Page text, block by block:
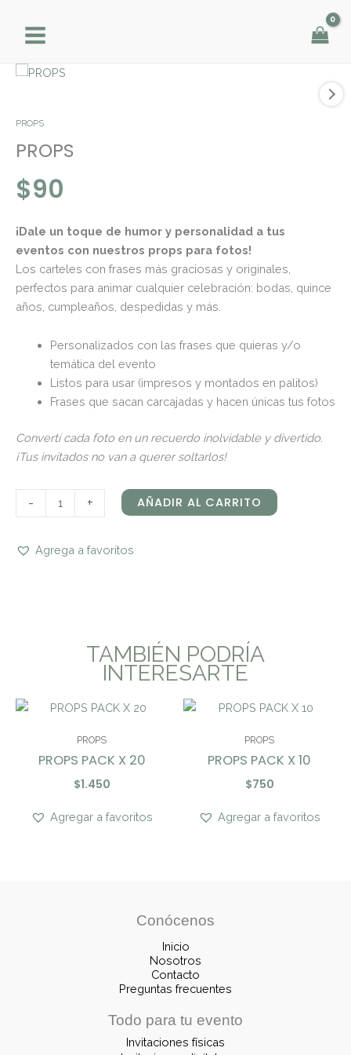
contenido
PROPS
PROPS
$90
¡Dale un toque de humor y personalidad a tus
eventos con nuestros props para fotos!
Los carteles con frases más graciosas y originales,
perfectos para animar cualquier celebración: bodas, quince
años, cumpleaños, despedidas y más.
Personalizados con las frases que quieras y/o
temática del evento
Listos para usar (impresos y montados en palitos)
Frases que sacan carcajadas y hacen únicas tus fotos
Convertí cada foto en un recuerdo inolvidable y divertido.
¡Tus invitados no van a querer soltarlos!
-
PROPS
+ AÑADIR AL CARRITO
Agrega a favoritos
TAMBIÉN PODRÍA
INTERESARTE
PROPS
PROPS PACK X 20
$1.450
Agregar a favoritos
PROPS
PROPS PACK X 10
$750
Agregar a favoritos
Conócenos
Inicio
Nosotros
Contacto
Preguntas frecuentes
Todo para tu evento
Invitaciones físicas